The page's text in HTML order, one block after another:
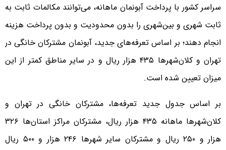
سراسر کشور با پرداخت آبونمان ماهانه، می‌توانند مکالمات ثابت به
ثابت شهری و بین‌شهری را بدون محدودیت و بدون پرداخت هزینه
انجام دهند؛ بر اساس تعرفه‌های جدید، آبونمان مشترکان خانگی در
تهران و کلان‌شهرها ۴۳۵ هزار ریال و در سایر مناطق کمتر از این
میزان تعیین شده است.
بر اساس جدول جدید تعرفه‌ها، مشترکان خانگی در تهران و
کلان‌شهرها ماهانه ۴۳۵ هزار ریال، مشترکان مراکز استان‌ها ۳۲۶
هزار و ۲۵۰ ریال و مشترکان سایر شهرها ۲۴۶ هزار و ۵۰۰ ریال